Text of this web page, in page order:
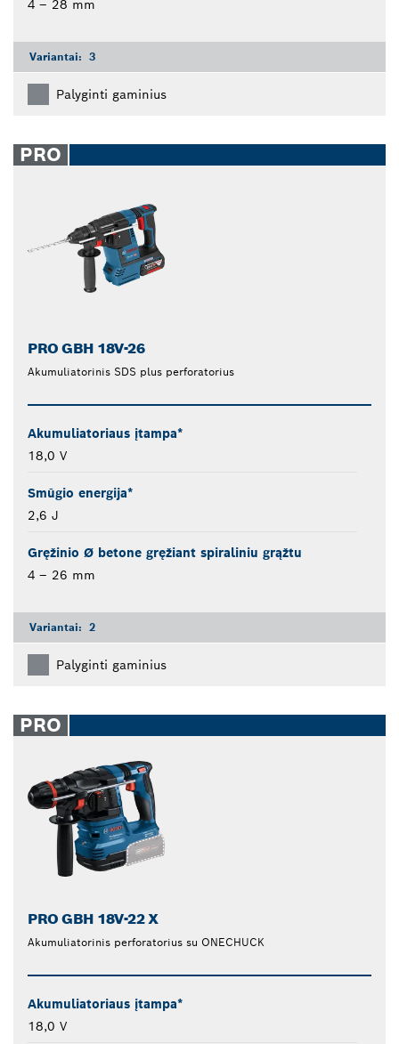
4 – 28 mm
Variantai: 3
Palyginti gaminius
PRO
PRO GBH 18V-26
Akumuliatorinis SDS plus perforatorius
Akumuliatoriaus įtampa*
18,0 V
Smūgio energija*
2,6 J
Gręžinio Ø betone gręžiant spiraliniu grąžtu
4 – 26 mm
Variantai: 2
Palyginti gaminius
PRO
PRO GBH 18V-22 X
Akumuliatorinis perforatorius su ONECHUCK
Akumuliatoriaus įtampa*
18,0 V